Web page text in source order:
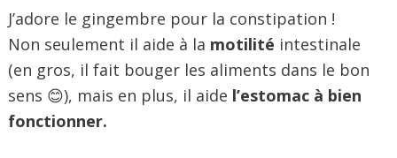
J’adore le gingembre pour la constipation !
Non seulement il aide à la motilité intestinale
(en gros, il fait bouger les aliments dans le bon
sens 😊), mais en plus, il aide l’estomac à bien
fonctionner.